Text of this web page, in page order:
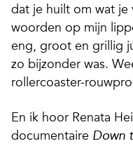
dat je huilt om wat je
woorden op mijn
eng, groot en grillig
zo bijzonder was.
rollercoaster-
En ik hoor Renata
documentaire Down